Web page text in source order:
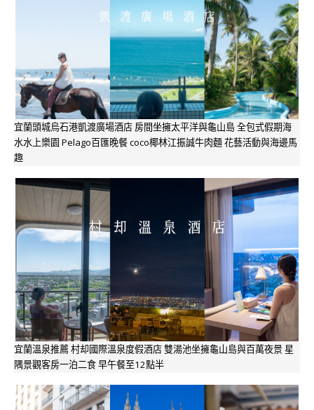
宜蘭頭城烏石港凱渡廣場酒店 房間坐擁太平洋與龜山島 全包式假期海
水水上樂園 Pelago百匯晚餐 coco椰林江振誠牛肉麵 花藝活動與海邊馬
趣
宜蘭溫泉推薦 村却國際溫泉度假酒店 雙湯池坐擁龜山島與百萬夜景 星
隅景觀客房一泊二食 早午餐至12點半